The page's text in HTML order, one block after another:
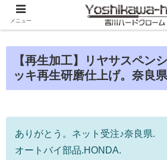
【再生加工】リヤサスペン
ッキ再生研磨仕上げ。奈良県
ありがとう。ネット受注♪奈良県.
オートバイ部品.HONDA.
メニュー